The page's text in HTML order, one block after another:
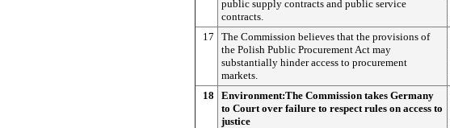
public supply contracts and public service
contracts.
17
The Commission believes that the provisions of
the Polish Public Procurement Act may
substantially hinder access to procurement
markets.
18
Environment:The Commission takes Germany
to Court over failure to respect rules on access to
justice